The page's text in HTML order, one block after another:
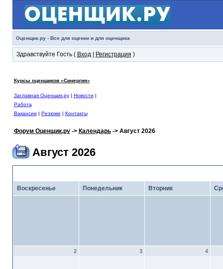
Оценщик.ру - Все для оценки и для оценщика
Здравствуйте Гость ( Вход| Регистрация )
Курсы оценщиков «Синергия»
Заглавная Оценщик.ру| Новости |
Работа
Вакансии | Резюме | Контакты
Форум Оценщик.ру-> Календарь-> Август 2026
Август 2026
Воскресенье Понедельник Вторник
2 3 4